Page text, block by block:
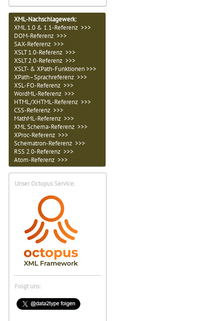
XML-Nachschlagewerk:
XML 1.0 & 1.1-Referenz >>>
DOM-Referenz >>>
SAX-Referenz >>>
XSLT 1.0-Referenz >>>
XSLT 2.0-Referenz >>>
XSLT- & XPath-Funktionen >>>
XPath–Sprachreferenz >>>
XSL-FO-Referenz >>>
WordML-Referenz >>>
HTML/XHTML-Referenz >>>
CSS-Referenz >>>
MathML-Referenz >>>
XML Schema-Referenz >>>
XProc-Referenz >>>
Schematron-Referenz >>>
RSS 2.0-Referenz >>>
Atom-Referenz >>>
Unser Octopus Service:
Folgt uns: